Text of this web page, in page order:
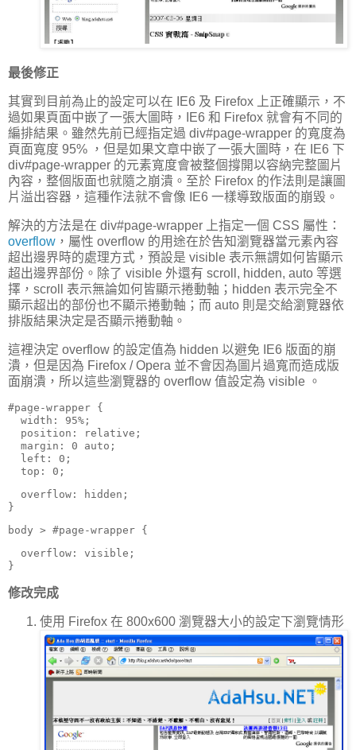
最後修正
其實到目前為止的設定可以在 IE6 及 Firefox 上正確顯示，不
過如果頁面中嵌了一張大圖時，IE6 和 Firefox 就會有不同的
編排結果。雖然先前已經指定過 div#page-wrapper 的寬度為
頁面寬度 95% ，但是如果文章中嵌了一張大圖時，在 IE6 下
div#page-wrapper 的元素寬度會被整個撐開以容納完整圖片
內容，整個版面也就隨之崩潰。至於 Firefox 的作法則是讓圖
片溢出容器，這種作法就不會像 IE6 一樣導致版面的崩毀。
解決的方法是在 div#page-wrapper 上指定一個 CSS 屬性：
overflow ，屬性 overflow 的用途在於告知瀏覽器當元素內容
超出邊界時的處理方式，預設是 visible 表示無謂如何皆顯示
超出邊界部份。除了 visible 外還有 scroll, hidden, auto 等選
擇，scroll 表示無論如何皆顯示捲動軸；hidden 表示完全不
顯示超出的部份也不顯示捲動軸；而 auto 則是交給瀏覽器依
排版結果決定是否顯示捲動軸。
這裡決定 overflow 的設定值為 hidden 以避免 IE6 版面的崩
潰，但是因為 Firefox / Opera 並不會因為圖片過寬而造成版
面崩潰，所以這些瀏覽器的 overflow 值設定為 visible 。
#page-wrapper {
  width: 95%;
  position: relative;
  margin: 0 auto;
  left: 0;
  top: 0;
  overflow: hidden;
}
body > #page-wrapper {
  overflow: visible;
}
修改完成
使用 Firefox 在 800x600 瀏覽器大小的設定下瀏覽情形